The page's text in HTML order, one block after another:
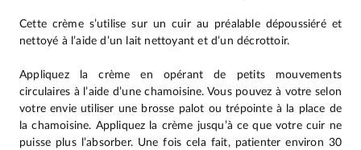
Cette crème s’utilise sur un cuir au préalable dépoussiéré et
nettoyé à l’aide d’un lait nettoyant et d’un décrottoir.
Appliquez la crème en opérant de petits mouvements
circulaires à l’aide d’une chamoisine. Vous pouvez à votre selon
votre envie utiliser une brosse palot ou trépointe à la place de
la chamoisine. Appliquez la crème jusqu’à ce que votre cuir ne
puisse plus l’absorber. Une fois cela fait, patienter environ 30